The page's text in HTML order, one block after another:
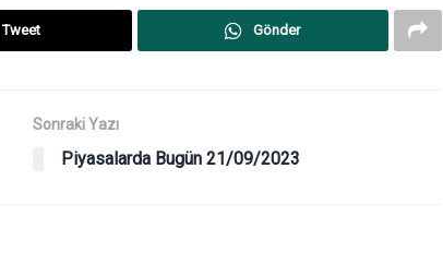
Tweet Gönder
Sonraki Yazı
Piyasalarda Bugün 21/09/2023